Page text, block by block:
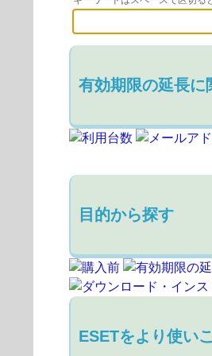
有効期限の延長に
目的から探す
ESETをより使い